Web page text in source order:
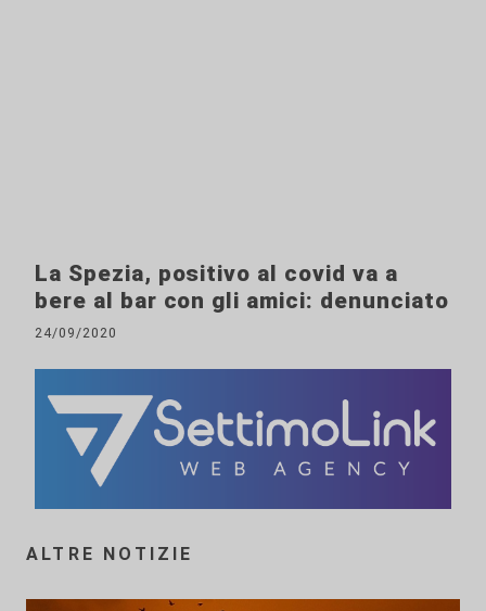
La Spezia, positivo al covid va a
bere al bar con gli amici: denunciato
24/09/2020
ALTRE NOTIZIE